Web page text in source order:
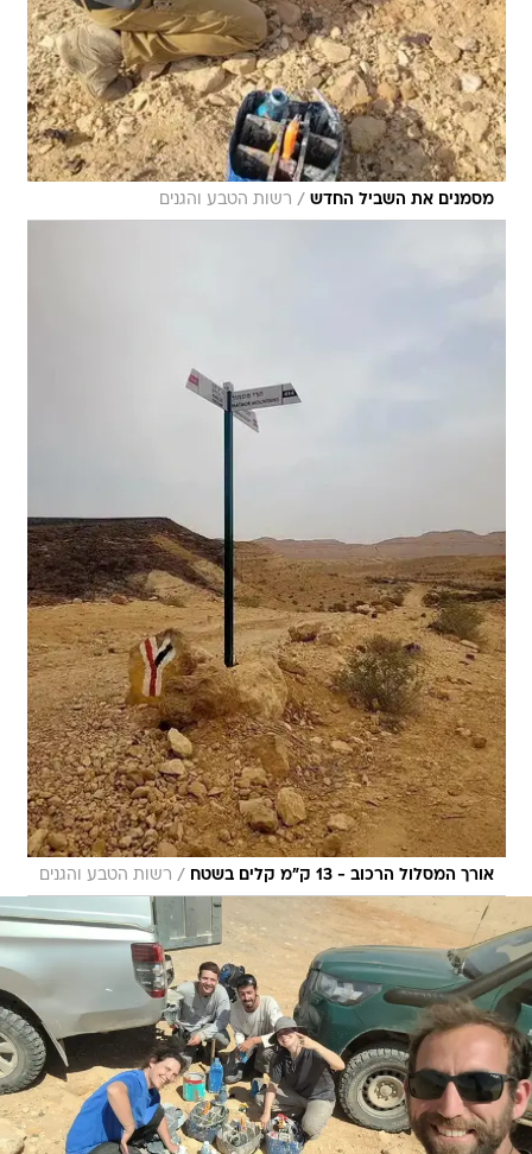
מסמנים את השביל החדש / רשות הטבע והגנים
אורך המסלול הרכוב - 13 ק"מ קלים בשטח / רשות הטבע והגנים